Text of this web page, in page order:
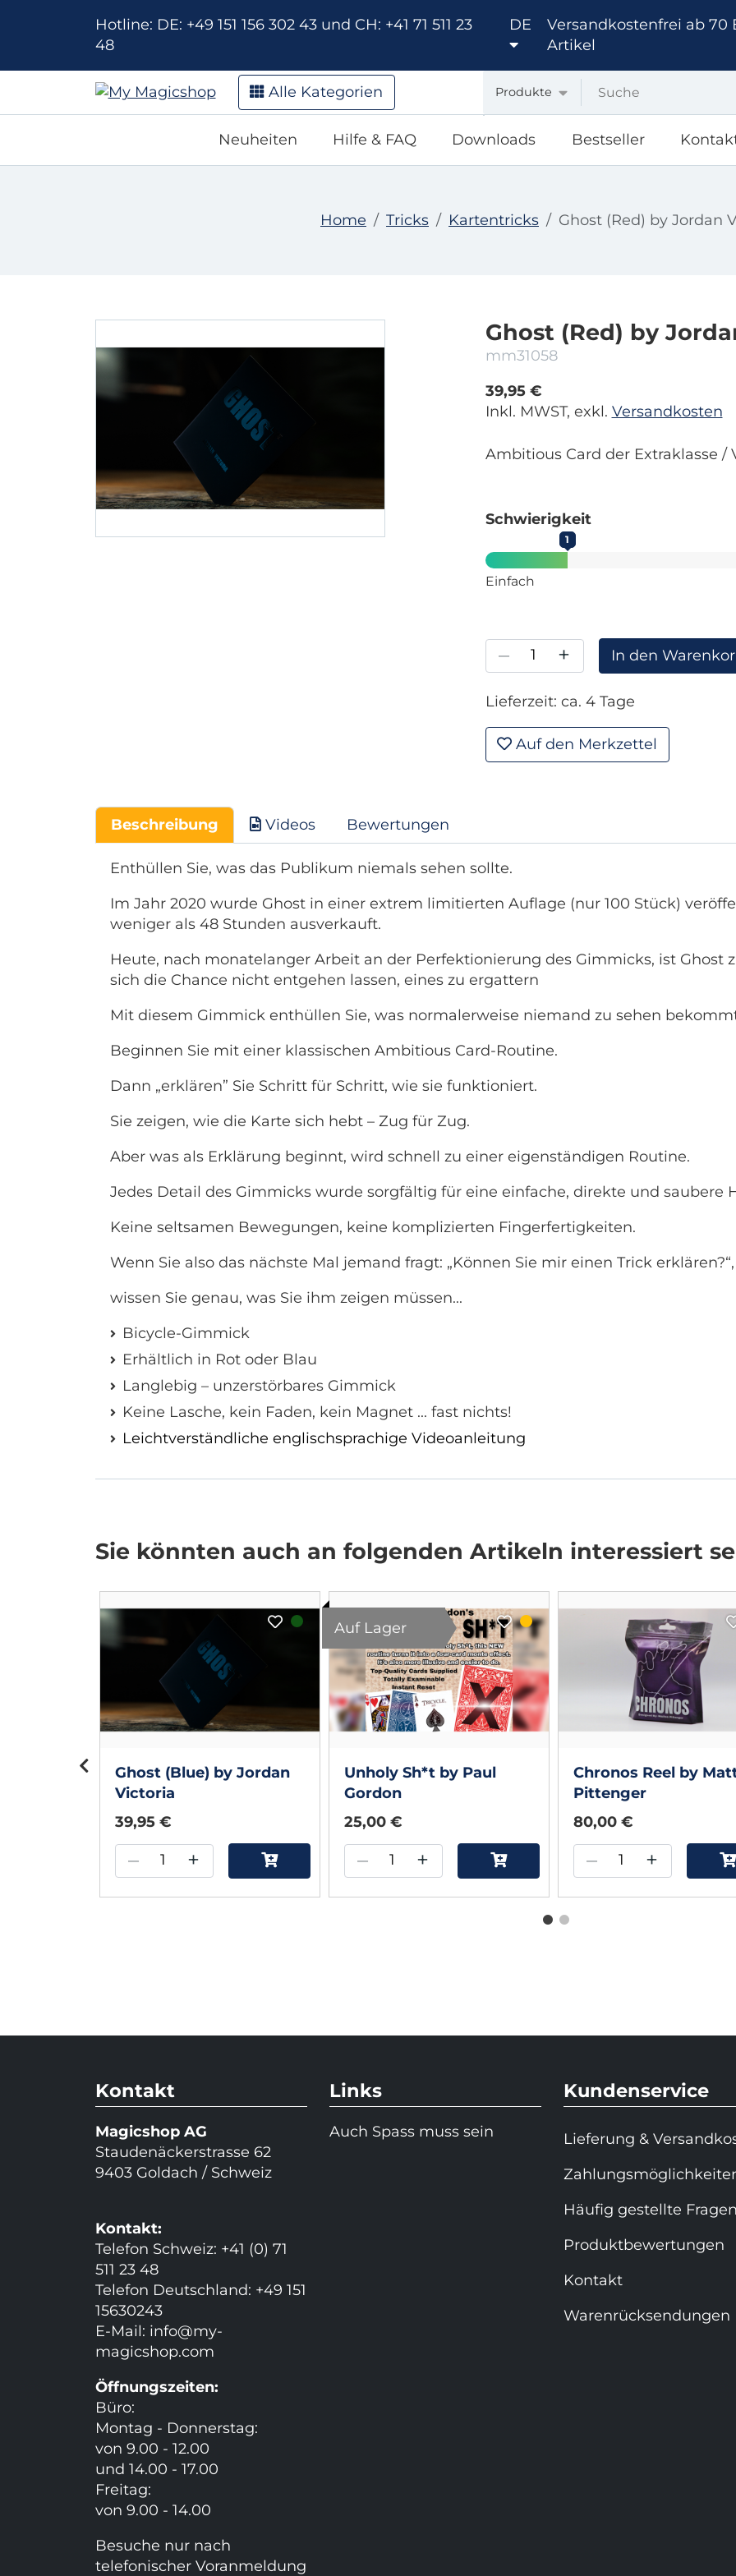
Hotline: DE: +49 151 156 302 43 und CH: +41 71 511 23
48
DE
Versandkostenfrei ab 70
Artikel
Alle Kategorien Produkte
Neuheiten Hilfe & FAQ Downloads Bestseller
Home Tricks Kartentricks Ghost (Red) by Jordan
Ghost (Red) by
mm31058
39,95 €
Inkl. MWST, exkl. Versandkosten
Ambitious Card der Extraklasse
Schwierigkeit
1
Einfach
– + In den
Lieferzeit: ca. 4 Tage
Auf den Merkzettel
Beschreibung Videos Bewertungen
Enthüllen Sie, was das Publikum niemals sehen sollte.
Im Jahr 2020 wurde Ghost in einer extrem limitierten Auflage (nur 100 Stück)
weniger als 48 Stunden ausverkauft.
Heute, nach monatelanger Arbeit an der Perfektionierung des Gimmicks, ist Ghost
sich die Chance nicht entgehen lassen, eines zu ergattern
Mit diesem Gimmick enthüllen Sie, was normalerweise niemand zu sehen
Beginnen Sie mit einer klassischen Ambitious Card-Routine.
Dann „erklären” Sie Schritt für Schritt, wie sie funktioniert.
Sie zeigen, wie die Karte sich hebt – Zug für Zug.
Aber was als Erklärung beginnt, wird schnell zu einer eigenständigen Routine.
Jedes Detail des Gimmicks wurde sorgfältig für eine einfache, direkte und saubere
Keine seltsamen Bewegungen, keine komplizierten Fingerfertigkeiten.
Wenn Sie also das nächste Mal jemand fragt: „Können Sie mir einen Trick erklären?“,
wissen Sie genau, was Sie ihm zeigen müssen...
Bicycle-Gimmick
Erhältlich in Rot oder Blau
Langlebig – unzerstörbares Gimmick
Keine Lasche, kein Faden, kein Magnet ... fast nichts!
Leichtverständliche englischsprachige Videoanleitung
Sie könnten auch an folgenden Artikeln interessiert
Ghost (Blue) by Jordan
Victoria
39,95 €
– +
Auf Lager
Unholy Sh*t by Paul
Gordon
25,00 €
– +
Chronos Reel by
Pittenger
80,00 €
– +
Kontakt
Magicshop AG
Staudenäckerstrasse 62
9403 Goldach / Schweiz
Kontakt:
Telefon Schweiz: +41 (0) 71
511 23 48
Telefon Deutschland: +49 151
15630243
E-Mail: info@my-
magicshop.com
Öffnungszeiten:
Büro:
Montag - Donnerstag:
von 9.00 - 12.00
und 14.00 - 17.00
Freitag:
von 9.00 - 14.00
Besuche nur nach
telefonischer Voranmeldung
Links
Auch Spass muss sein
Kundenservice
Lieferung &
Häufig gestellte Fragen
Produktbewertungen
Kontakt
Warenrücksendungen